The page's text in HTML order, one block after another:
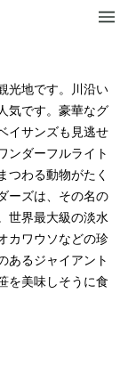
光地です。川沿い
気です。豪華なグ
イサンズも見逃せ
ンダーフルライト
つわる動物がたく
ーズは、その名の
世界最大級の淡水
カワウソなどの珍
あるジャイアント
を美味しそうに食